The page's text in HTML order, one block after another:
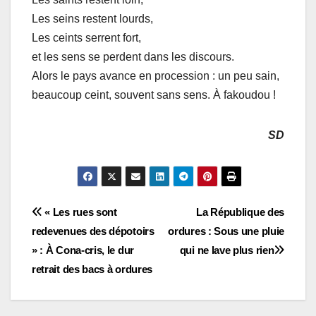
Les seins restent lourds,
Les ceints serrent fort,
et les sens se perdent dans les discours.
Alors le pays avance en procession : un peu sain,
beaucoup ceint, souvent sans sens. À fakoudou !
SD
Navigation
de
l’article
La République des
ordures : Sous une pluie
qui ne lave plus rien
« Les rues sont
redevenues des dépotoirs
» : À Cona-cris, le dur
retrait des bacs à ordures